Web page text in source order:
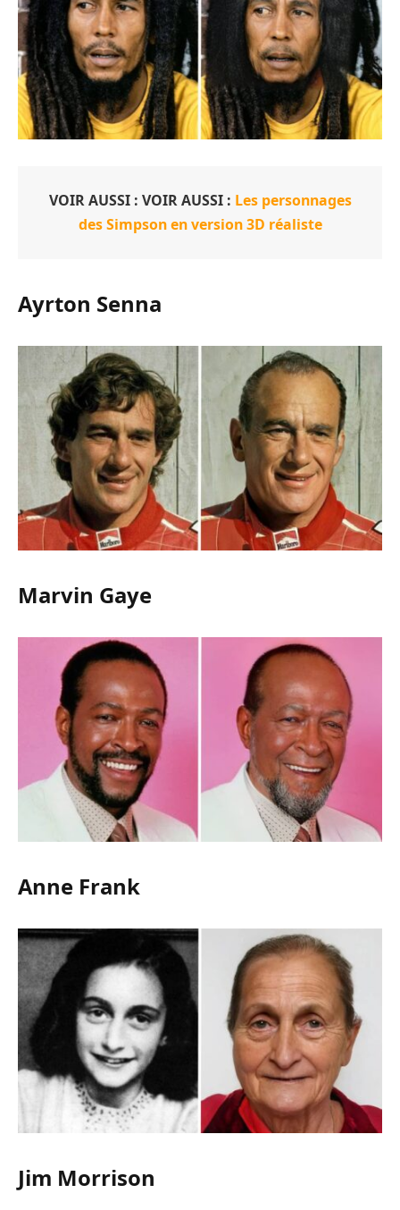
VOIR AUSSI : VOIR AUSSI : Les personnages
des Simpson en version 3D réaliste
Ayrton Senna
Marvin Gaye
Anne Frank
Jim Morrison